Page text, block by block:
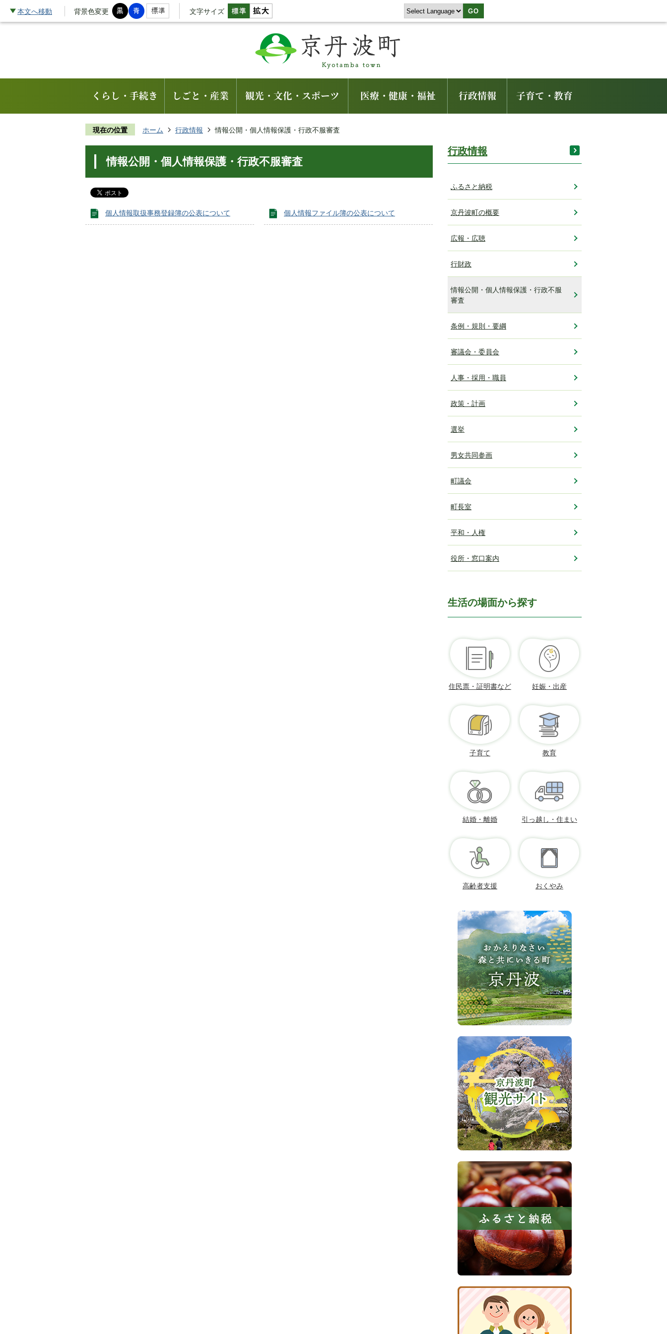
本文へ移動 背景色変更 文字サイズ GO
くらし・手続き しごと・産業 観光・文化・スポーツ 医療・健康・福祉 行政情報 子育て・教育
現在の位置 ホーム 行政情報 情報公開・個人情報保護・行政不服審査
情報公開・個人情報保護・行政不服審査
個人情報取扱事務登録簿の公表について 個人情報ファイル簿の公表について
行政情報
ふるさと納税
京丹波町の概要
広報・広聴
行財政
情報公開・個人情報保護・行政不服
審査
条例・規則・要綱
審議会・委員会
人事・採用・職員
政策・計画
選挙
男女共同参画
町議会
町長室
平和・人権
役所・窓口案内
生活の場面から探す
住民票・証明書など 妊娠・出産
子育て 教育
結婚・離婚 引っ越し・住まい
高齢者支援 おくやみ
お
か
え
り
な
さ
い、
森
と
共
に
き
町
京
丹
波
京
波
町
観
光
サ
イ
ト
ふ
さ
と
納
京